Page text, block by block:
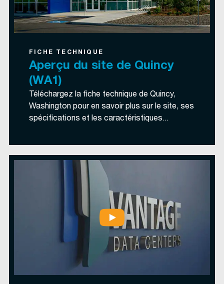
FICHE TECHNIQUE
Aperçu du site de Quincy
(WA1)
Téléchargez la fiche technique de Quincy,
Washington pour en savoir plus sur le site, ses
spécifications et les caractéristiques...